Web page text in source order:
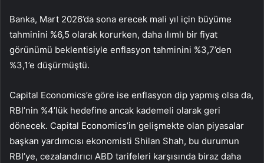
Banka, Mart 2026’da sona erecek mali yıl için büyüme
tahminini %6,5 olarak korurken, daha ılımlı bir fiyat
görünümü beklentisiyle enflasyon tahminini %3,7’den
%3,1’e düşürmüştü.
Capital Economics’e göre ise enflasyon dip yapmış olsa da,
RBI’nin %4’lük hedefine ancak kademeli olarak geri
dönecek. Capital Economics’in gelişmekte olan piyasalar
başkan yardımcısı ekonomisti Shilan Shah, bu durumun
RBI’ye, cezalandırıcı ABD tarifeleri karşısında biraz daha